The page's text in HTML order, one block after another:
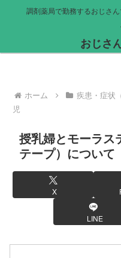
調剤薬局で勤務するおじさ
おじさ
ホーム 疾患・症状
児
授乳婦とモーラス
テープ）について
X
LINE